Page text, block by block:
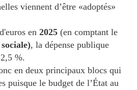
viennent d’être «adoptés»
d'euros en 2025 (en comptant le
, la dépense publique
%.
en deux principaux blocs qui
puisque le budget de l’État au